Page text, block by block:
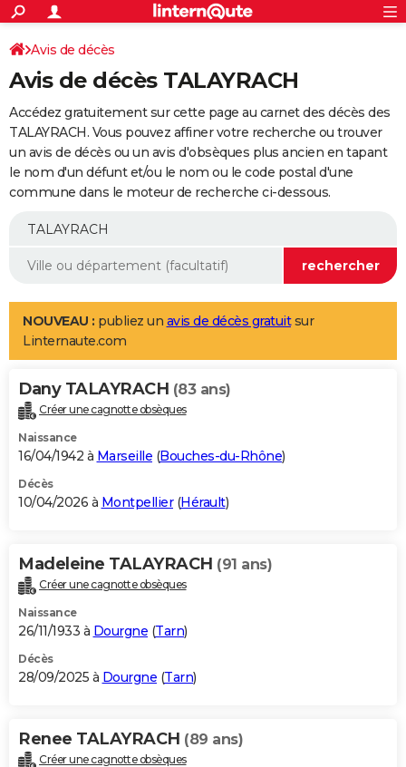
ACTUALITÉS
Politique
Société
Faits Divers
Education
Monde
Villes
+
SPORT
Coupe du monde 2026
Football
Tennis
Cyclisme
Rugby
Forum
Programme TV
TNT
Streaming
Cinéma
Sorties cinéma
Musique
+FINANCE
Impôts
Immobilier
Risques naturels par ville
Banque
Assurance
Crédit
AUTO
Essais
Réserver un essai
Citadines
Berlines
SUV
Forum auto
+
Mobiles
Meilleur smartphone
Internet
Ordinateurs
Jeux vidéo
Guide high-tech
Aménagement intérieur
LIFESTYLE
Art de vivre
Bien-être
Loisirs
Mode
Modes de vie
Alimentation
Guide de la santé
Maladies
Médicaments
Sommeil
VOYAGE
Destinations
City break
Voyage nature
Voyage de noces
Forum
Climat
+PHOTO
GUIDES D'ACHAT
BONS PLANS
Carte de Noël
Carte Bonne année
Carte Saint-Valentin
Carte Pâques
Carte d'anniversaire
DICTIONNAIRE
Dictionnaire
Biographies
Citations
Expressions
Proverbes
PROGRAMME TV
S'inscrire
Se connecter
Lycées
Collèges
Primaires
Universités
Entreprises
Service militaire
Avis de recherche
AVIS DE DÉCÈS
Bricolage
Lifestyle
Culture
Sport
Auto
Television
Voyage
Cinema
Avis de décès
Avis de décès TALAYRACH
Accédez gratuitement sur cette page au carnet des décès des
TALAYRACH. Vous pouvez affiner votre recherche ou trouver
un avis de décès ou un avis d'obsèques plus ancien en tapant
le nom d'un défunt et/ou le nom ou le code postal d'une
commune dans le moteur de recherche ci-dessous.
NOUVEAU : publiez un avis de décès gratuitsur
Linternaute.com
Dany TALAYRACH (83 ans)
Créer une cagnotte obsèques
Naissance
16/04/1942 à Marseille (Bouches-du-Rhône)
Décès
10/04/2026 à Montpellier(Hérault)
Madeleine TALAYRACH (91 ans)
Créer une cagnotte obsèques
Naissance
26/11/1933 à Dourgne (Tarn)
Décès
28/09/2025 à Dourgne (Tarn)
Renee TALAYRACH (89 ans)
Créer une cagnotte obsèques